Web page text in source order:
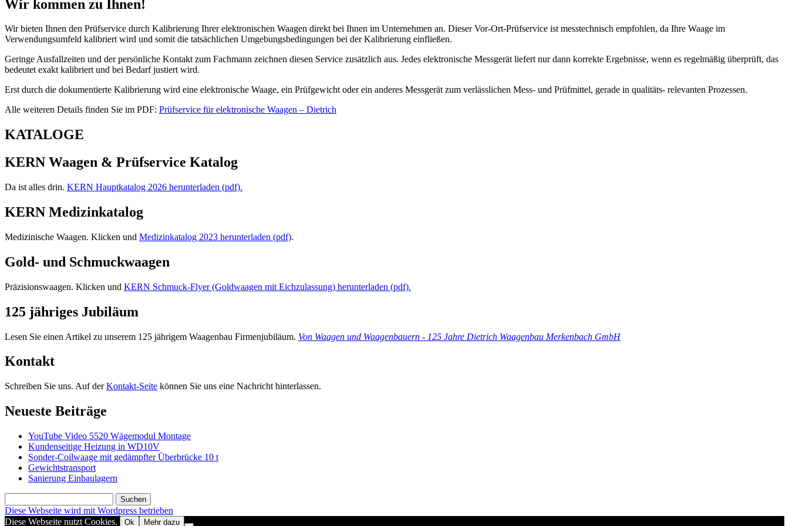
Wir kommen zu Ihnen!
Wir bieten Ihnen den Prüfservice durch Kalibrierung Ihrer elektronischen Waagen direkt bei Ihnen im Unternehmen an. Dieser Vor-Ort-Prüfservice ist messtechnisch empfohlen, da Ihre Waage im
Verwendungsumfeld kalibriert wird und somit die tatsächlichen Umgebungsbedingungen bei der Kalibrierung einfließen.
Geringe Ausfallzeiten und der persönliche Kontakt zum Fachmann zeichnen diesen Service zusätzlich aus. Jedes elektronische Messgerät liefert nur dann korrekte Ergebnisse, wenn es regelmäßig überprüft, das
bedeutet exakt kalibriert und bei Bedarf justiert wird.
Erst durch die dokumentierte Kalibrierung wird eine elektronische Waage, ein Prüfgewicht oder ein anderes Messgerät zum verlässlichen Mess- und Prüfmittel, gerade in qualitäts- relevanten Prozessen.
Alle weiteren Details finden Sie im PDF: Prüfservice für elektronische Waagen – Dietrich
KATALOGE
KERN Waagen & Prüfservice Katalog
Da ist alles drin. KERN Hauptkatalog 2026 herunterladen (pdf).
KERN Medizinkatalog
Medizinische Waagen. Klicken und Medizinkatalog 2023 herunterladen (pdf).
Gold- und Schmuckwaagen
Präzisionswaagen. Klicken und KERN Schmuck-Flyer (Goldwaagen mit Eichzulassung) herunterladen (pdf).
125 jähriges Jubiläum
Lesen Sie einen Artikel zu unserem 125 jährigem Waagenbau Firmenjubiläum. Von Waagen und Waagenbauern - 125 Jahre Dietrich Waagenbau Merkenbach GmbH
Kontakt
Schreiben Sie uns. Auf derKontakt-Seite können Sie uns eine Nachricht hinterlassen.
Neueste Beiträge
YouTube Video 5520 Wägemodul Montage
Kundenseitige Heizung in WD10V
Sonder-Coilwaage mit gedämpfter Überbrücke 10 t
Gewichtstransport
Sanierung Einbaulagern
nach:
Diese Webseite wird mit Wordpress betrieben
Diese Webseite nutzt Cookies.
Ok Mehr dazu